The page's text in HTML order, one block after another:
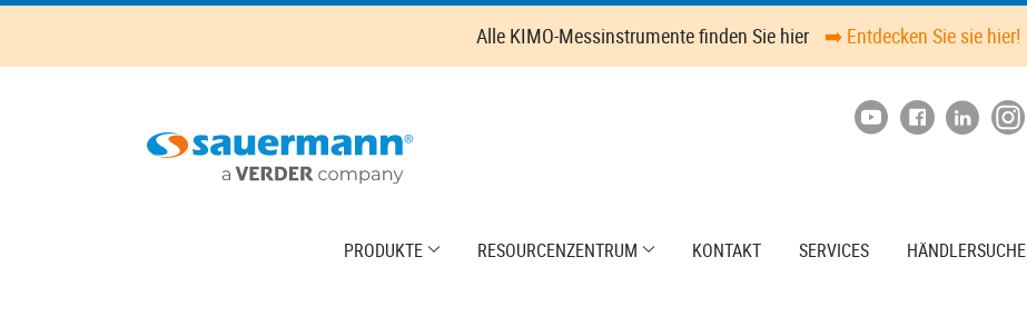
Skip
main
Alle KIMO-Messinstrumente finden Sie hier ➡️ Entdecken Sie sie hier!
PRODUKTE RESOURCENZENTRUM KONTAKT SERVICES
HÄNDLERSUCHE